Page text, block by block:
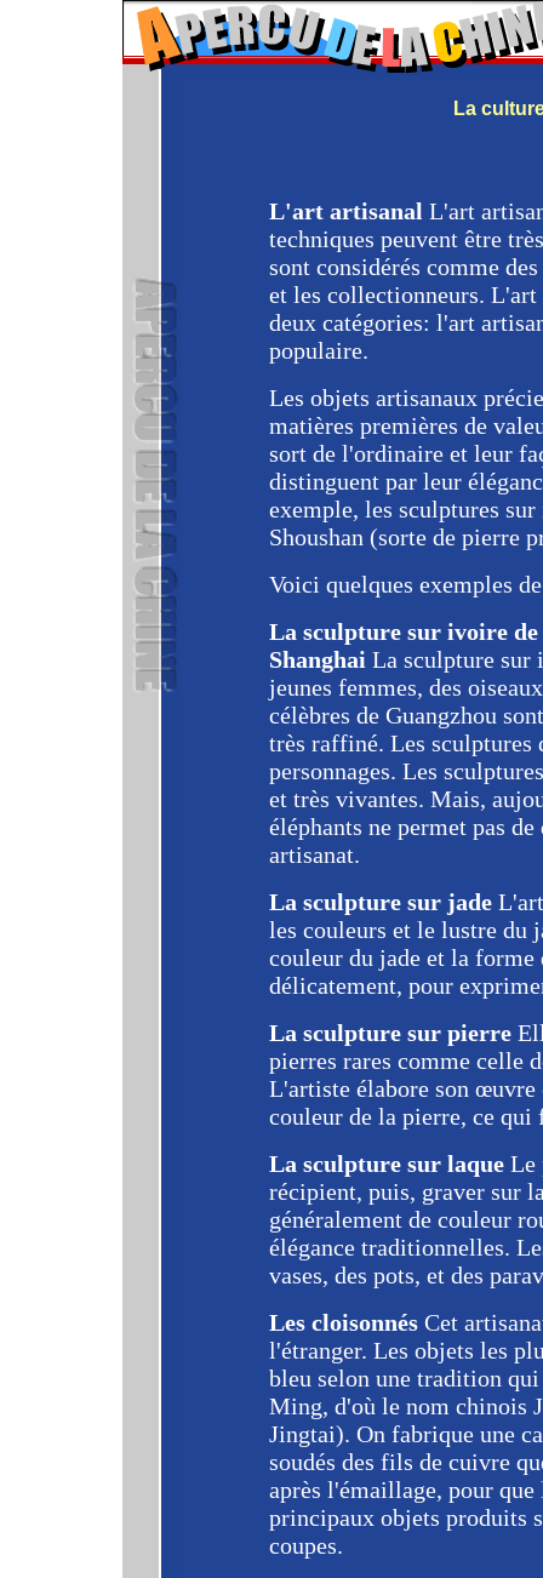
La
L'art artisanal L'art
techniques peuvent être
sont considérés comme
et les collectionneurs.
deux catégories: l'art
populaire.
Les objets artisanaux
matières premières de
sort de l'ordinaire et leur
distinguent par leur
exemple, les sculptures
Shoushan (sorte de pierre
Voici quelques exemples
La sculpture sur ivoire
Shanghai La sculpture sur
jeunes femmes, des
célèbres de Guangzhou
très raffiné. Les sculptures
personnages. Les
et très vivantes. Mais,
éléphants ne permet pas
artisanat.
La sculpture sur jade
les couleurs et le lustre du
couleur du jade et la forme
délicatement, pour
La sculpture sur pierre
pierres rares comme celle
L'artiste élabore son
couleur de la pierre, ce
La sculpture sur laque Le
récipient, puis, graver sur
généralement de couleur
élégance traditionnelles.
vases, des pots, et des
Les cloisonnés Cet
l'étranger. Les objets les
bleu selon une tradition
Ming, d'où le nom chinois
Jingtai). On fabrique une
soudés des fils de cuivre
après l'émaillage, pour
principaux objets produits
coupes.